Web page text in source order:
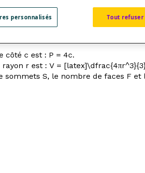
côté c est : P = 4c.
r est : V =
sommets S, le nombre de faces F et
Tout refuser
personnalisés